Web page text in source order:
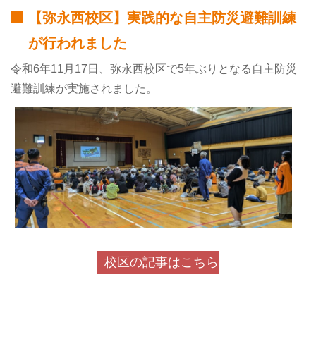
【弥永西校区】実践的な自主防災避難訓練
が行われました
令和6年11月17日、弥永西校区で5年ぶりとなる自主防災
避難訓練が実施されました。
校区の記事はこちら